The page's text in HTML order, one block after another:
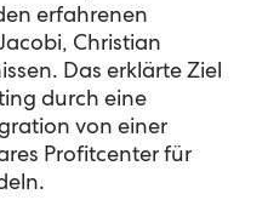
erfahrenen
Christian
Das erklärte Ziel
durch eine
von einer
Profitcenter für